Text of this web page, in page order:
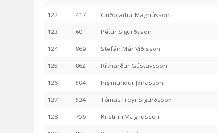
122
417
Guðbjartur Magnússon
123
60
Pétur Sigurðsson
124
869
Stefán Már Víðisson
125
862
Ríkharður Gústavsson
126
504
Ingimundur Jónasson
127
524
Tómas Freyr Sigurðsson
128
756
Kristinn Magnusson